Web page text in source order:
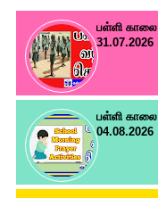
பள்ளி காலை
31.07.2026
பள்ளி காலை
04.08.2026